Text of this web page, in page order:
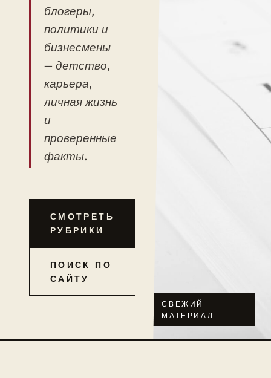
блогеры,
политики и
бизнесмены
— детство,
карьера,
личная жизнь
и
проверенные
факты.
СМОТРЕТЬ
РУБРИКИ
ПОИСК ПО
САЙТУ
СВЕЖИЙ
МАТЕРИАЛ